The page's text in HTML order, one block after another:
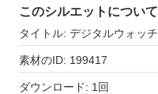
このシルエットについて
タイトル: デジタルウォッチ
素材のID: 199417
ダウンロード: 1回